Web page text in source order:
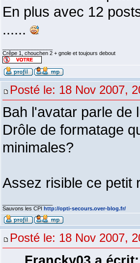
En plus avec 12
......
Crêpe 1, chouchen 2 + gnole et toujours debout
Posté le: 18 Nov 2007,
Bah l'avatar parle de
Drôle de formatage
minimales?
Assez risible ce petit
Sauvons les CPI http://opti-secours.over-blog.fr/
Posté le: 18 Nov 2007,